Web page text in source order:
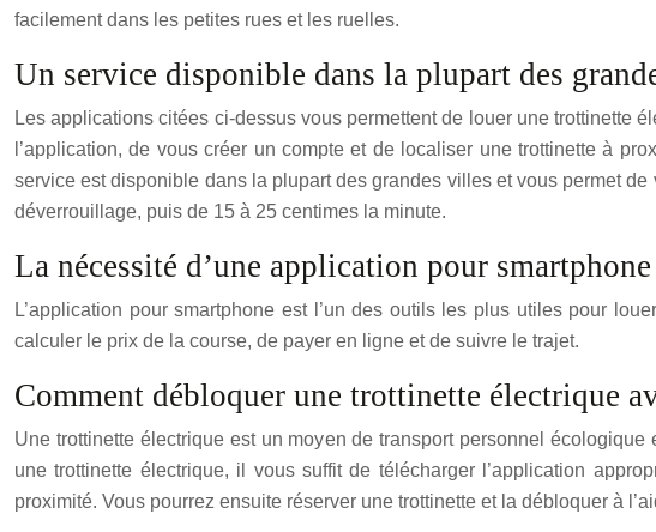
facilement dans les petites rues et les ruelles.
Un service disponible dans la plupart des
Les applications citées ci-dessus vous permettent de louer une trottinette
l’application, de vous créer un compte et de localiser une trottinette à
service est disponible dans la plupart des grandes villes et vous permet
déverrouillage, puis de 15 à 25 centimes la minute.
La nécessité d’une application pour smartphone
L’application pour smartphone est l’un des outils les plus utiles pour
calculer le prix de la course, de payer en ligne et de suivre le trajet.
Comment débloquer une trottinette électrique
Une trottinette électrique est un moyen de transport personnel
une trottinette électrique, il vous suffit de télécharger l’application
proximité. Vous pourrez ensuite réserver une trottinette et la débloquer à